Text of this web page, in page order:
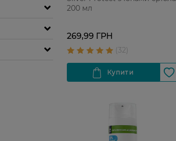
200 мл
269,99 ГРН